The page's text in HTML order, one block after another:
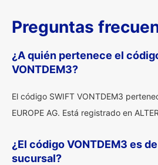
Preguntas
¿A quién pertenece el
VONTDEM3?
El código SWIFT VONTDEM3
EUROPE AG. Está registrado en
¿El código VONTDEM3 es
sucursal?